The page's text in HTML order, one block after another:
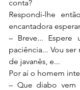
conta?
Respondi-lhe
encantadora
– Breve... Espere
paciência... Vou
de javanês, e...
Por aí o homem
– Que diabo vem